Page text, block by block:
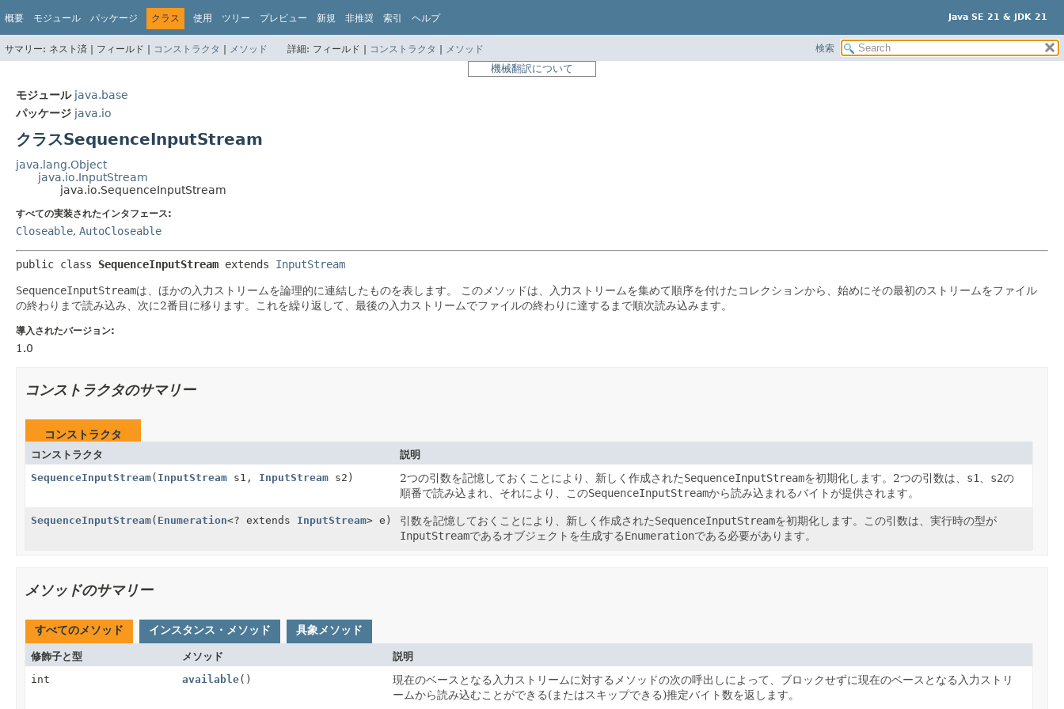
Java SE 21 & JDK 21
概要 モジュール パッケージ クラス 使用 ツリー プレビュー 新規 非推奨 索引 ヘルプ
サマリー: ネスト済 | フィールド | コンストラクタ | メソッド 詳細: フィールド | コンストラクタ | メソッド 検索
機械翻訳について
モジュール java.base
パッケージ java.io
クラスSequenceInputStream
java.lang.Object
java.io.InputStream
java.io.SequenceInputStream
すべての実装されたインタフェース:
Closeable, AutoCloseable
public class SequenceInputStream extends InputStream
SequenceInputStreamは、ほかの入力ストリームを論理的に連結したものを表します。
このメソッドは、入力ストリームを集めて順序を付けたコレクションから、始めにその最初のストリームをファイル
の終わりまで読み込み、次に2番目に移ります。これを繰り返して、最後の入力ストリームでファイルの終わりに達するまで順次読み込みます。
導入されたバージョン:
1.0
コンストラクタのサマリー
コンストラクタ
コンストラクタ
説明
SequenceInputStream( InputStream s1, InputStream s2) 2つの引数を記憶しておくことにより、新しく作成されたSequenceInputStreamを初期化します。2つの引数は、 s1 s2の
順番で読み込まれ、それにより、このSequenceInputStreamから読み込まれるバイトが提供されます。
SequenceInputStream( Enumeration<? extends InputStream> e) 引数を記憶しておくことにより、新しく作成されたSequenceInputStreamを初期化します。この引数は、実行時の型が
InputStreamであるオブジェクトを生成するEnumerationである必要があります。
メソッドのサマリー
すべてのメソッド インスタンス・メソッド 具象メソッド
修飾子と型 メソッド
説明
int
available()
現在のベースとなる入力ストリームに対するメソッドの次の呼出しによって、ブロックせずに現在のベースとなる入力ストリ
ームから読み込むことができる(またはスキップできる)推定バイト数を返します。